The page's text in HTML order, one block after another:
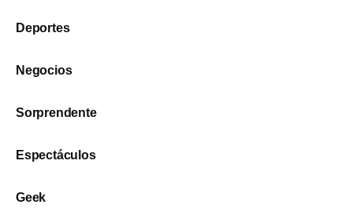
Deportes
Negocios
Sorprendente
Espectáculos
Geek